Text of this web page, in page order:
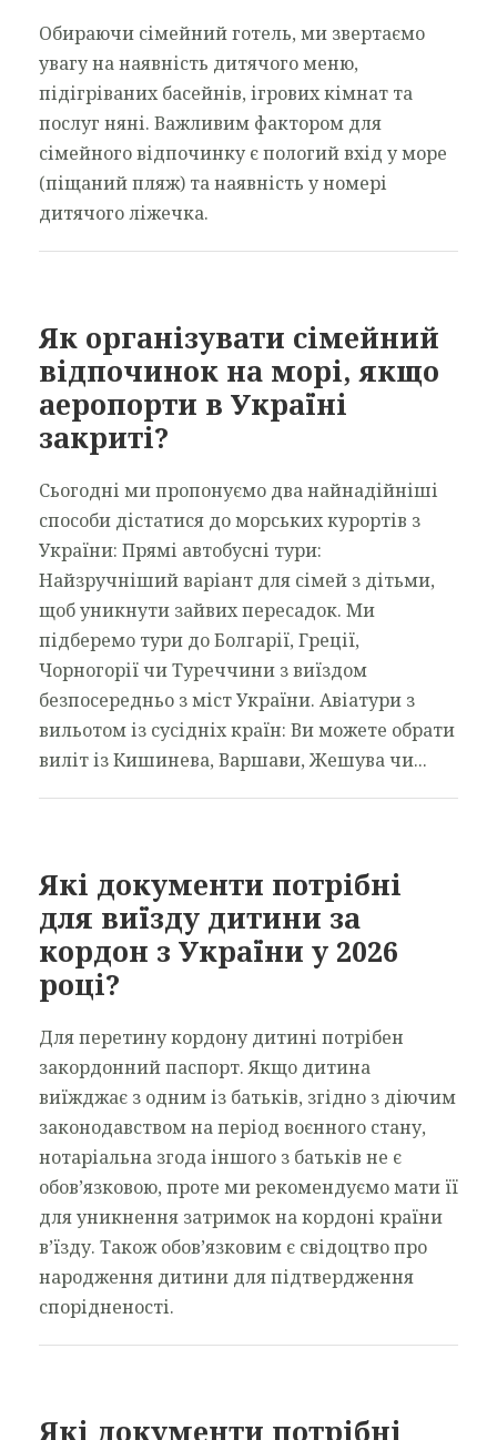
Обираючи сімейний готель, ми звертаємо
увагу на наявність дитячого меню,
підігріваних басейнів, ігрових кімнат та
послуг няні. Важливим фактором для
сімейного відпочинку є пологий вхід у море
(піщаний пляж) та наявність у номері
дитячого ліжечка.
Як організувати сімейний
відпочинок на морі, якщо
аеропорти в Україні
закриті?
Сьогодні ми пропонуємо два найнадійніші
способи дістатися до морських курортів з
України: Прямі автобусні тури:
Найзручніший варіант для сімей з дітьми,
щоб уникнути зайвих пересадок. Ми
підберемо тури до Болгарії, Греції,
Чорногорії чи Туреччини з виїздом
безпосередньо з міст України. Авіатури з
вильотом із сусідніх країн: Ви можете обрати
виліт із Кишинева, Варшави, Жешува чи...
Які документи потрібні
для виїзду дитини за
кордон з України у 2026
році?
Для перетину кордону дитині потрібен
закордонний паспорт. Якщо дитина
виїжджає з одним із батьків, згідно з діючим
законодавством на період воєнного стану,
нотаріальна згода іншого з батьків не є
обов’язковою, проте ми рекомендуємо мати її
для уникнення затримок на кордоні країни
в’їзду. Також обов’язковим є свідоцтво про
народження дитини для підтвердження
спорідненості.
Які документи потрібні